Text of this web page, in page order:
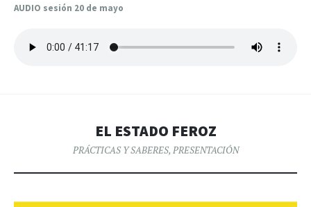
AUDIO sesión 20 de mayo
EL ESTADO FEROZ
PRÁCTICAS Y SABERES, PRESENTACIÓN